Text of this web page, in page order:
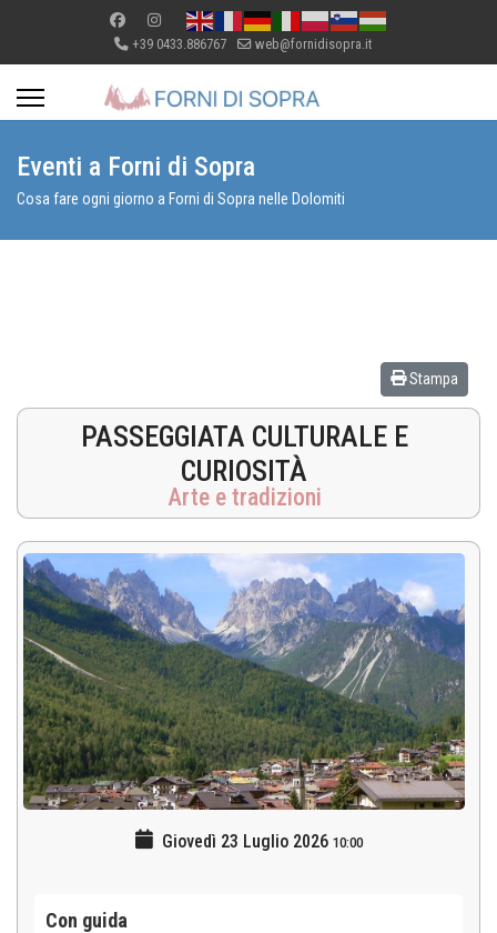
+39 0433.886767 web@fornidisopra.it
Eventi a Forni di Sopra
Cosa fare ogni giorno a Forni di Sopra nelle Dolomiti
Stampa
PASSEGGIATA CULTURALE E
CURIOSITÀ
Arte e tradizioni
Giovedì 23 Luglio 2026 10:00
Con guida